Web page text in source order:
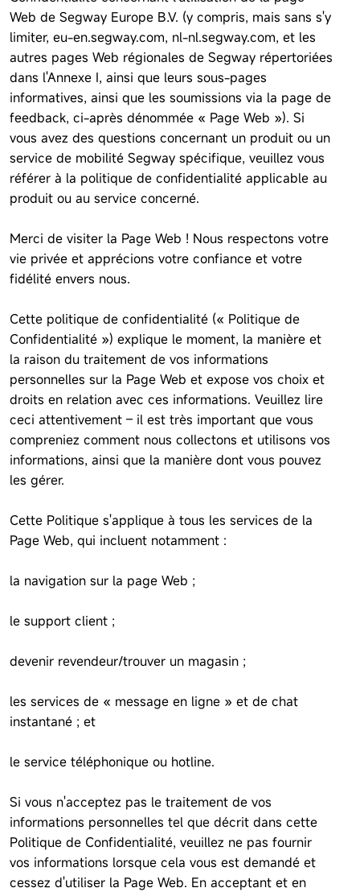
Web de Segway Europe B.V. (y compris, mais sans s'y
limiter, eu-en.segway.com, nl-nl.segway.com, et les
autres pages Web régionales de Segway répertoriées
dans l'Annexe I, ainsi que leurs sous-pages
informatives, ainsi que les soumissions via la page de
feedback, ci-après dénommée « Page Web »). Si
vous avez des questions concernant un produit ou un
service de mobilité Segway spécifique, veuillez vous
référer à la politique de confidentialité applicable au
produit ou au service concerné.
Merci de visiter la Page Web ! Nous respectons votre
vie privée et apprécions votre confiance et votre
fidélité envers nous.
Cette politique de confidentialité (« Politique de
Confidentialité ») explique le moment, la manière et
la raison du traitement de vos informations
personnelles sur la Page Web et expose vos choix et
droits en relation avec ces informations. Veuillez lire
ceci attentivement – il est très important que vous
compreniez comment nous collectons et utilisons vos
informations, ainsi que la manière dont vous pouvez
les gérer.
Cette Politique s'applique à tous les services de la
Page Web, qui incluent notamment :
la navigation sur la page Web ;
le support client ;
devenir revendeur/trouver un magasin ;
les services de « message en ligne » et de chat
instantané ; et
le service téléphonique ou hotline.
Si vous n'acceptez pas le traitement de vos
informations personnelles tel que décrit dans cette
Politique de Confidentialité, veuillez ne pas fournir
vos informations lorsque cela vous est demandé et
cessez d'utiliser la Page Web. En acceptant et en